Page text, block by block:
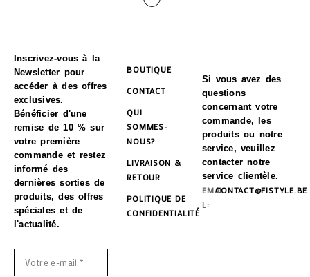
Inscrivez-vous à la
Newsletter pour
accéder à des offres
exclusives.
Bénéficier d'une
remise de 10 % sur
votre première
commande et restez
informé des
dernières sorties de
produits, des offres
spéciales et de
l'actualité.
BOUTIQUE
CONTACT
QUI
SOMMES-
NOUS?
LIVRAISON &
RETOUR
POLITIQUE DE
CONFIDENTIALITÉ
Si vous avez des
questions
concernant votre
commande, les
produits ou notre
service, veuillez
contacter notre
service clientèle.
EMAI
L:
CONTACT@FISTYLE.BE